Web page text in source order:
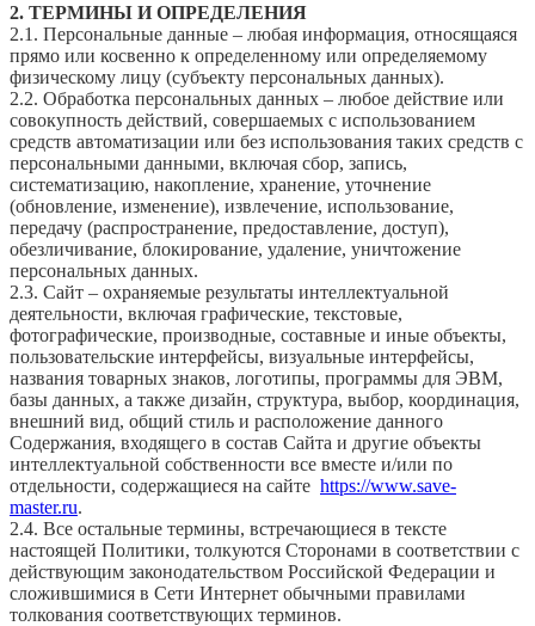
2. ТЕРМИНЫ И ОПРЕДЕЛЕНИЯ
2.1. Персональные данные – любая информация, относящаяся
прямо или косвенно к определенному или определяемому
физическому лицу (субъекту персональных данных).
2.2. Обработка персональных данных – любое действие или
совокупность действий, совершаемых с использованием
средств автоматизации или без использования таких средств с
персональными данными, включая сбор, запись,
систематизацию, накопление, хранение, уточнение
(обновление, изменение), извлечение, использование,
передачу (распространение, предоставление, доступ),
обезличивание, блокирование, удаление, уничтожение
персональных данных.
2.3. Сайт – охраняемые результаты интеллектуальной
деятельности, включая графические, текстовые,
фотографические, производные, составные и иные объекты,
пользовательские интерфейсы, визуальные интерфейсы,
названия товарных знаков, логотипы, программы для ЭВМ,
базы данных, а также дизайн, структура, выбор, координация,
внешний вид, общий стиль и расположение данного
Содержания, входящего в состав Сайта и другие объекты
интеллектуальной собственности все вместе и/или по
отдельности, содержащиеся на сайте https://www.save-
master.ru.
2.4. Все остальные термины, встречающиеся в тексте
настоящей Политики, толкуются Сторонами в соответствии с
действующим законодательством Российской Федерации и
сложившимися в Сети Интернет обычными правилами
толкования соответствующих терминов.